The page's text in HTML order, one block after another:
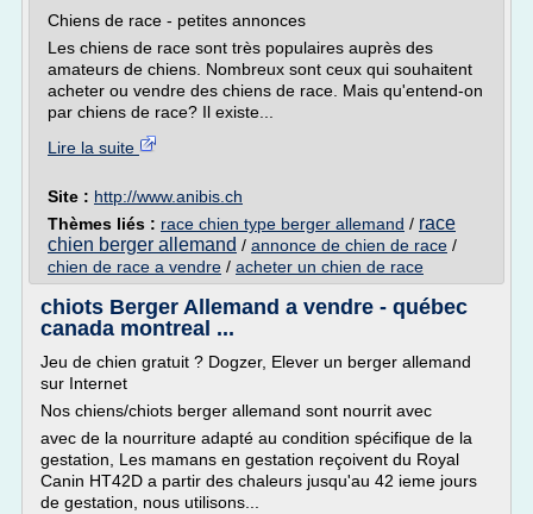
Chiens de race - petites annonces
Les chiens de race sont très populaires auprès des
amateurs de chiens. Nombreux sont ceux qui souhaitent
acheter ou vendre des chiens de race. Mais qu'entend-on
par chiens de race? Il existe...
Lire la suite
Site : http://www.anibis.ch
Thèmes liés : race chien type berger allemand / race
chien berger allemand / annonce de chien de race /
chien de race a vendre / acheter un chien de race
chiots Berger Allemand a vendre - québec
canada montreal ...
Jeu de chien gratuit ? Dogzer, Elever un berger allemand
sur Internet
Nos chiens/chiots berger allemand sont nourrit avec
avec de la nourriture adapté au condition spécifique de la
gestation, Les mamans en gestation reçoivent du Royal
Canin HT42D a partir des chaleurs jusqu'au 42 ieme jours
de gestation, nous utilisons...